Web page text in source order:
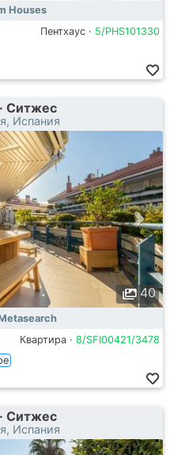
Houses
Пентхаус · 5/PHS101330
Ситжес
Испания
40
Квартира · 8/SFI00421/3478
Ситжес
Испания